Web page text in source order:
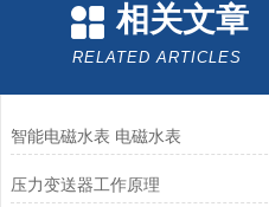
相关文章
RELATED ARTICLES
智能电磁水表 电磁水表
压力变送器工作原理